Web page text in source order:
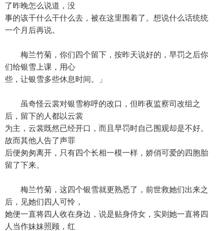
了昨晚怎么说道，没
事的该干什么干什么去，被在这里围着了。想说什么话统统
一个月后再说。
梅兰竹菊，你们四个留下，按昨天说好的，早罚之后你
们给银雪上课，用心
些，让银雪多些休息时间。」
虽奇怪云裳对银雪称呼的改口，但昨夜监察司改组之
后，留下的人都以云裳
为主，云裳既然已经开口，而且早罚时自己围观却是不好。
故而其他人告了声罪
后便匆匆离开，只有四个长相一模一样，娇俏可爱的四胞胎
留了下来。
梅兰竹菊，这四个银雪就更熟悉了，前世救她们出来之
后，见她们四人可怜，
她便一直将四人收在身边，说是贴身侍女，实则她一直将四
人当作妹妹照顾，红